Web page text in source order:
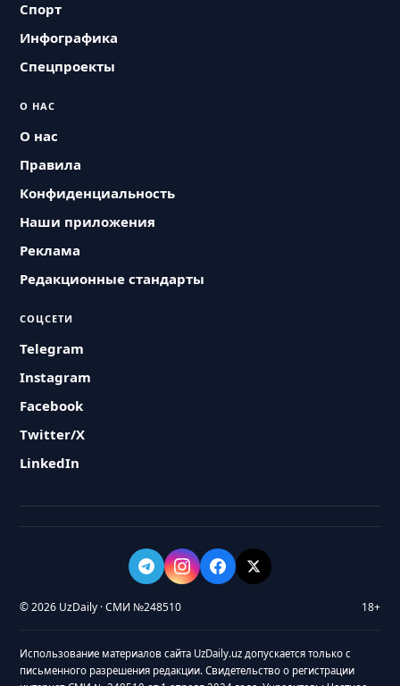
Спорт
Инфографика
Спецпроекты
О НАС
О нас
Правила
Конфиденциальность
Наши приложения
Реклама
Редакционные стандарты
СОЦСЕТИ
Telegram
Instagram
Facebook
Twitter/X
LinkedIn
© 2026 UzDaily · СМИ №248510 18+
Использование материалов сайта UzDaily.uz допускается только с
письменного разрешения редакции. Свидетельство о регистрации